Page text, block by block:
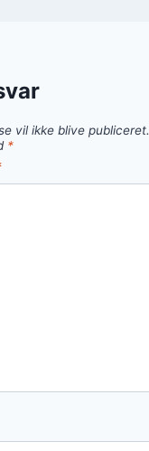
vil ikke blive publiceret.
*